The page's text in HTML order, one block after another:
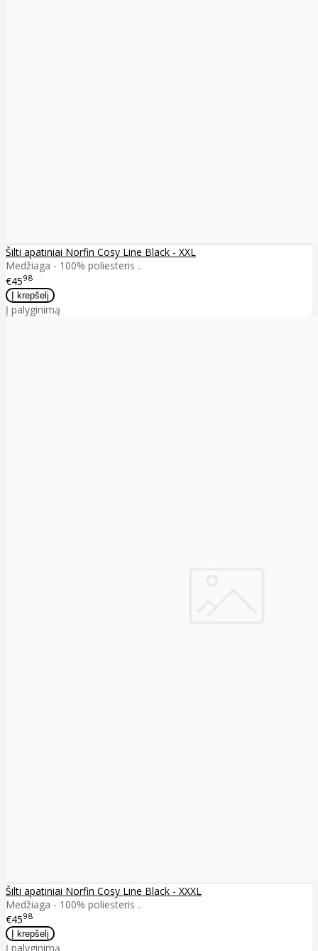
Šilti apatiniai Norfin Cosy Line Black - XXL
Medžiaga - 100% poliesteris ..
€4598
Į palyginimą
Šilti apatiniai Norfin Cosy Line Black - XXXL
Medžiaga - 100% poliesteris ..
€4598
Į palyginimą